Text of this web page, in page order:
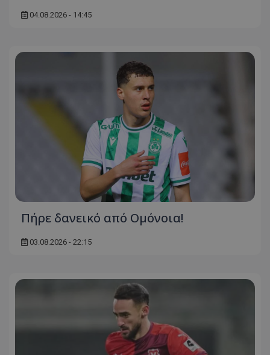
04.08.2026 - 14:45
Πήρε δανεικό από Ομόνοια!
03.08.2026 - 22:15